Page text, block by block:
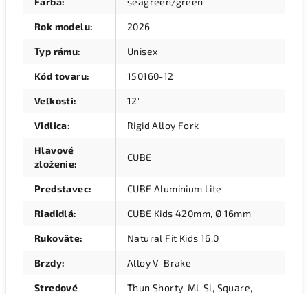
Rok modelu: 2026
Typ rámu: Unisex
Kód tovaru: 150160-12
Veľkosti: 12"
Vidlica: Rigid Alloy Fork
Hlavové
zloženie:
CUBE
Predstavec: CUBE Aluminium Lite
Riadidlá: CUBE Kids 420mm, Ø 16mm
Rukoväte: Natural Fit Kids 16.0
Brzdy: Alloy V-Brake
Stredové
Thun Shorty-ML Sl, Square,